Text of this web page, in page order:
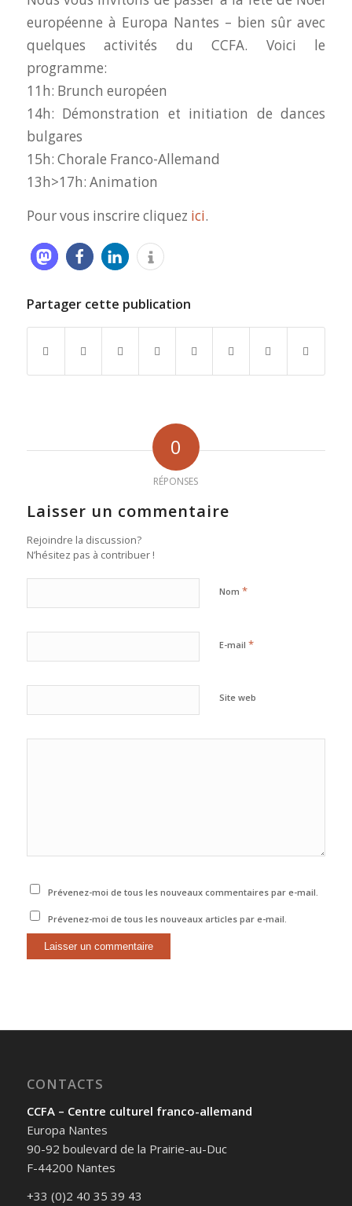
européenne à Europa Nantes – bien sûr avec
quelques activités du CCFA. Voici le
programme:
11h: Brunch européen
14h: Démonstration et initiation de dances
bulgares
15h: Chorale Franco-Allemand
13h>17h: Animation
Pour vous inscrire cliquez ici.
Partager cette publication
0
RÉPONSES
Laisser un commentaire
Rejoindre la discussion?
N’hésitez pas à contribuer !
Nom *
E-mail *
Site web
Prévenez-moi de tous les nouveaux commentaires par e-mail.
Prévenez-moi de tous les nouveaux articles par e-mail.
CONTACTS
CCFA – Centre culturel franco-allemand
Europa Nantes
90-92 boulevard de la Prairie-au-Duc
F-44200 Nantes
+33 (0)2 40 35 39 43